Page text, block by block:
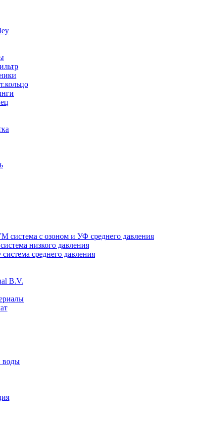
система с озоном и УФ среднего давления
низкого давления
среднего давления
B.V.
воды